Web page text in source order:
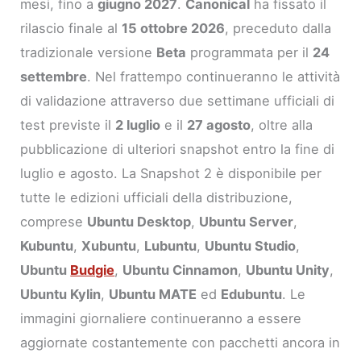
mesi, fino agiugno 2027. Canonical ha fissato il
rilascio finale al 15 ottobre 2026, preceduto dalla
tradizionale versione Beta programmata per il 24
settembre. Nel frattempo continueranno le attività
di validazione attraverso due settimane ufficiali di
test previste il 2 luglio e il 27 agosto, oltre alla
pubblicazione di ulteriori snapshot entro la fine di
luglio e agosto. La Snapshot 2 è disponibile per
tutte le edizioni ufficiali della distribuzione,
comprese Ubuntu Desktop, Ubuntu Server,
Kubuntu,Xubuntu, Lubuntu, Ubuntu Studio,
Ubuntu Budgie, Ubuntu Cinnamon, Ubuntu Unity,
Ubuntu Kylin, Ubuntu MATE ed Edubuntu. Le
immagini giornaliere continueranno a essere
aggiornate costantemente con pacchetti ancora in